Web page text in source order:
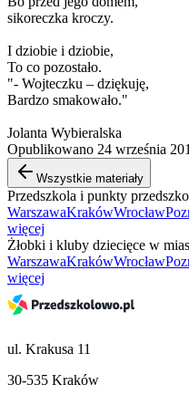
sikoreczka kroczy.
I dziobie i dziobie,
To co pozostało.
"- Wojteczku – dziękuję,
Bardzo smakowało."
Jolanta Wybieralska
Opublikowano 24 września
Wszystkie materiały
Przedszkola i punkty
WarszawaKrakówWrocław
więcej
Żłobki i kluby dziecięce w
WarszawaKrakówWrocław
więcej
ul. Krakusa 11
30-535 Kraków